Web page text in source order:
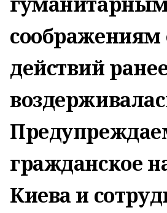
соображениям
действий
гражданское
Киева и